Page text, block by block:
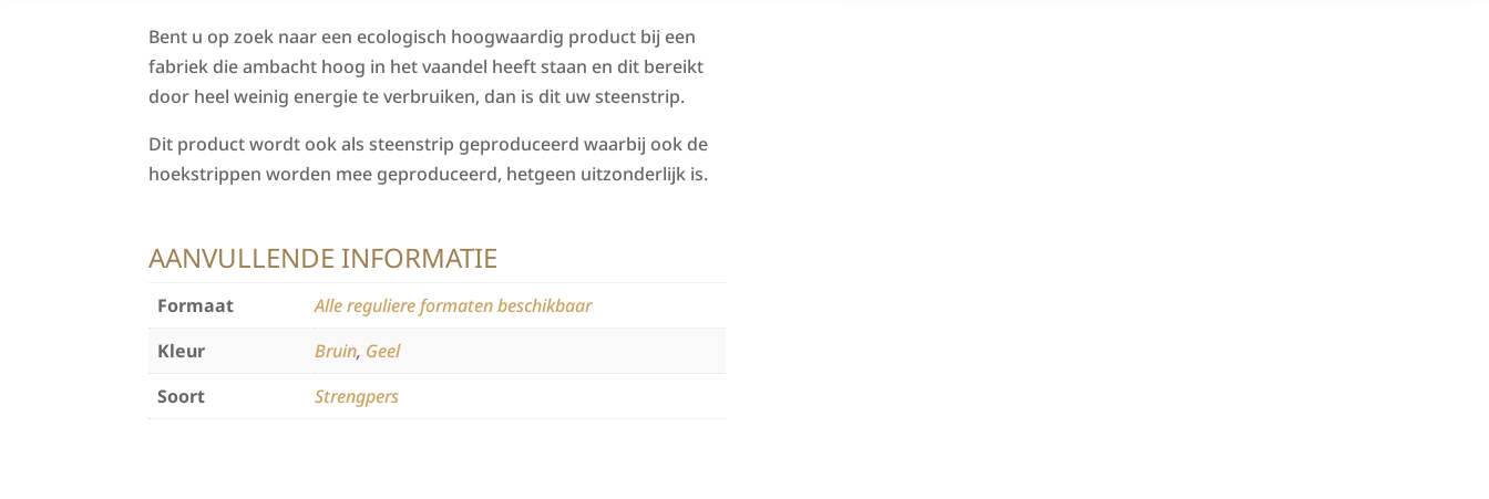
Bent u op zoek naar een ecologisch hoogwaardig product bij een
fabriek die ambacht hoog in het vaandel heeft staan en dit bereikt
door heel weinig energie te verbruiken, dan is dit uw steenstrip.
Dit product wordt ook als steenstrip geproduceerd waarbij ook de
hoekstrippen worden mee geproduceerd, hetgeen uitzonderlijk is.
AANVULLENDE INFORMATIE
Formaat
Alle reguliere formaten beschikbaar
Kleur
Bruin, Geel
Soort
Strengpers